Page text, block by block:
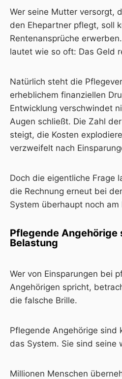
Wer seine Mutter versorgt,
den Ehepartner pflegt, soll
Rentenansprüche
lautet wie so oft: Das Geld
Natürlich steht die
erheblichem finanziellen
Entwicklung verschwindet
Augen schließt. Die Zahl
steigt, die Kosten
verzweifelt nach
Doch die eigentliche Frage
die Rechnung erneut bei
System überhaupt noch am
Pflegende Angehörige
Belastung
Wer von Einsparungen bei
Angehörigen spricht,
die falsche Brille.
Pflegende Angehörige sind
das System. Sie sind seine
Millionen Menschen